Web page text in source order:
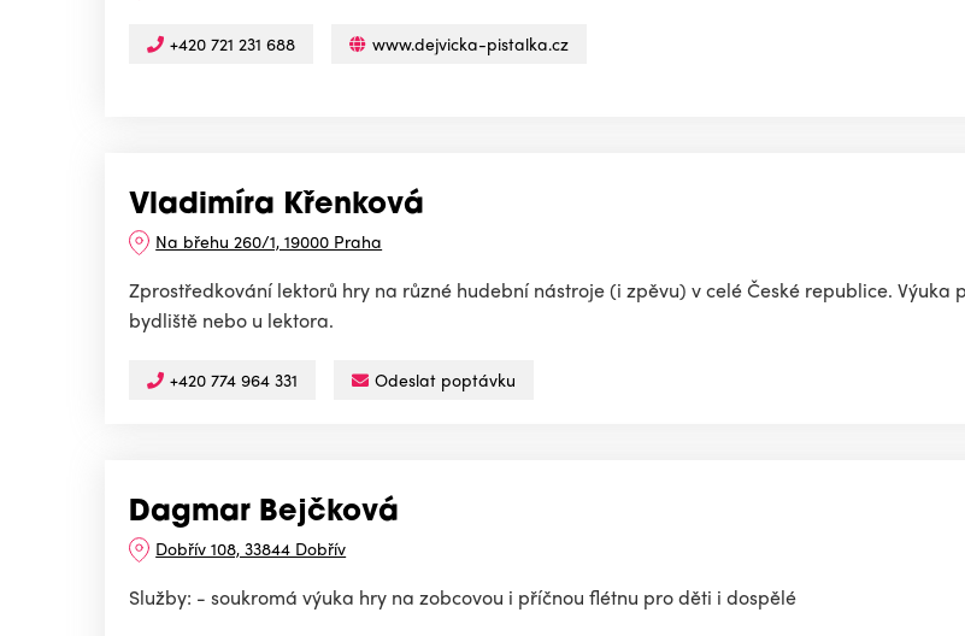
+420 721 231 688 www.dejvicka-pistalka.cz
Vladimíra Křenková
Na břehu 260/1, 19000 Praha
Zprostředkování lektorů hry na různé hudební nástroje (i zpěvu) v celé České republice. Výuka
bydliště nebo u lektora.
+420 774 964 331 Odeslat poptávku
Dagmar Bejčková
Dobřív 108, 33844 Dobřív
Služby: - soukromá výuka hry na zobcovou i příčnou flétnu pro děti i dospělé